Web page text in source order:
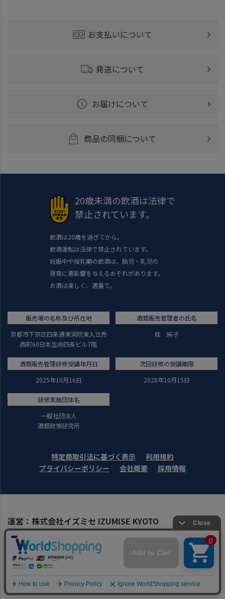
お支払いについて
発送について
お届けについて
商品の同梱について
20歳未満の飲酒は法律で
禁止されています。
飲酒は20歳を過ぎてから。
飲酒運転は法律で禁止されています。
妊娠中や授乳期の飲酒は、胎児・乳児の
発育に悪影響を与えるおそれがあります。
お酒は楽しく、適量で。
販売場の名称及び所在地
京都市下京区四条通東洞院東入立売
西町60日本生命四条ビル7階
酒類販売管理者の氏名
桂 純子
酒類販売管理研修受講年月日
2025年10月16日
次回研修の受講期限
2028年10月15日
研修実施団体名
一般社団法人
酒類政策研究所
特定商取引法に基づく表示
利用規約
プライバシーポリシー
会社概要 採用情報
運営：株式会社イズミセ IZUMISE KYOTO
〒600-8007
京都市下京区四条通東洞院東入立売西町60
日本生命四条ビル7階
です。